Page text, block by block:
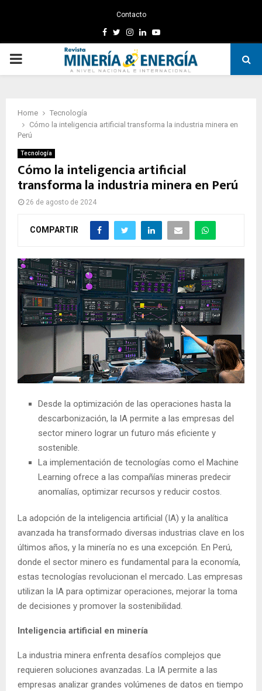
Contacto
Facebook
TwitterInstagram
LinkedinYoutube
PRIMARY
Home
Tecnología
Cómo la inteligencia artificial transforma la industria minera en
Perú
Tecnología
Cómo la inteligencia artificial
transforma la industria minera en Perú
26 de agosto de 2024
COMPARTIR
Desde la optimización de las operaciones hasta la
descarbonización, la IA permite a las empresas del
sector minero lograr un futuro más eficiente y
sostenible.
La implementación de tecnologías como el Machine
Learning ofrece a las compañías mineras predecir
anomalías, optimizar recursos y reducir costos.
La adopción de la inteligencia artificial (IA) y la analítica
avanzada ha transformado diversas industrias clave en los
últimos años, y la minería no es una excepción. En Perú,
donde el sector minero es fundamental para la economía,
estas tecnologías revolucionan el mercado. Las empresas
utilizan la IA para optimizar operaciones, mejorar la toma
de decisiones y promover la sostenibilidad.
Inteligencia artificial en minería
La industria minera enfrenta desafíos complejos que
requieren soluciones avanzadas. La IA permite a las
empresas analizar grandes volúmenes de datos en tiempo